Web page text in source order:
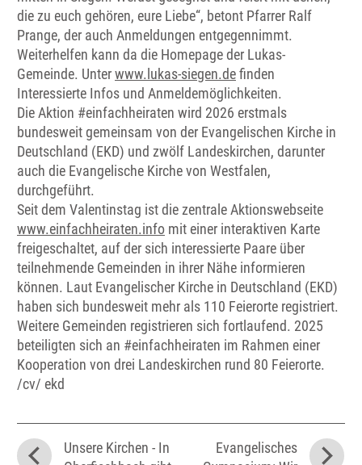
die zu euch gehören, eure Liebe“, betont Pfarrer Ralf
Prange, der auch Anmeldungen entgegennimmt.
Weiterhelfen kann da die Homepage der Lukas-
Gemeinde. Unterwww.lukas-siegen.definden
Interessierte Infos und Anmeldemöglichkeiten.
Die Aktion #einfachheiraten wird 2026 erstmals
bundesweit gemeinsam von der Evangelischen Kirche in
Deutschland (EKD) und zwölf Landeskirchen, darunter
auch die Evangelische Kirche von Westfalen,
durchgeführt.
Seit dem Valentinstag ist die zentrale Aktionswebseite
www.einfachheiraten.info mit einer interaktiven Karte
freigeschaltet, auf der sich interessierte Paare über
teilnehmende Gemeinden in ihrer Nähe informieren
können. Laut Evangelischer Kirche in Deutschland (EKD)
haben sich bundesweit mehr als 110 Feierorte registriert.
Weitere Gemeinden registrieren sich fortlaufend. 2025
beteiligten sich an #einfachheiraten im Rahmen einer
Kooperation von drei Landeskirchen rund 80 Feierorte.
/cv/ ekd
Unsere Kirchen - In
Evangelisches